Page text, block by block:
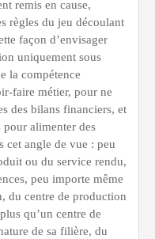
remis en cause,
règles du jeu découlant
façon d’envisager
uniquement sous
la compétence
faire métier, pour ne
des bilans financiers, et
pour alimenter des
cet angle de vue : peu
ou du service rendu,
peu importe même
du centre de production
qu’un centre de
de sa filière, du